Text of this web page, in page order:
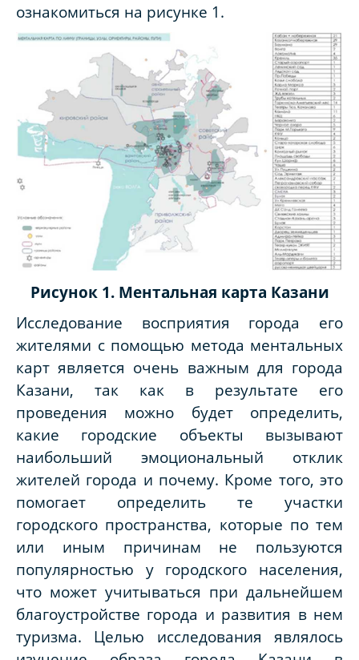
ознакомиться на рисунке 1.
Рисунок 1. Ментальная карта Казани
Исследование восприятия города его
жителями с помощью метода ментальных
карт является очень важным для города
Казани, так как в результате его
проведения можно будет определить,
какие городские объекты вызывают
наибольший эмоциональный отклик
жителей города и почему. Кроме того, это
помогает определить те участки
городского пространства, которые по тем
или иным причинам не пользуются
популярностью у городского населения,
что может учитываться при дальнейшем
благоустройстве города и развития в нем
туризма. Целью исследования являлось